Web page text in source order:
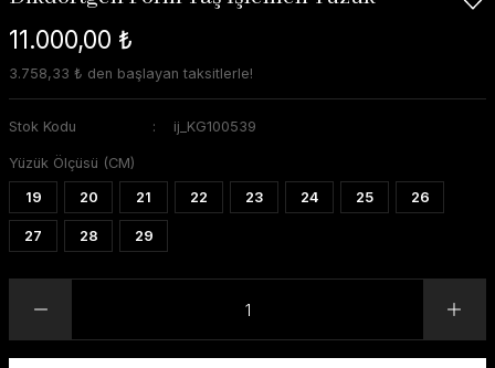
11.000,00 ₺
3.758,33 ₺ den başlayan taksitlerle!
Stok Kodu ij_KG100539
Yüzük Ölçüsü (CM)
19 20 21 22 23 24 25 26
27 28 29